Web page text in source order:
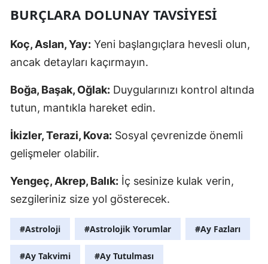
BURÇLARA DOLUNAY TAVSIYESI
Koç, Aslan, Yay: Yeni başlangıçlara hevesli olun,
ancak detayları kaçırmayın.
Boğa, Başak, Oğlak: Duygularınızı kontrol altında
tutun, mantıkla hareket edin.
İkizler, Terazi, Kova: Sosyal çevrenizde önemli
gelişmeler olabilir.
Yengeç, Akrep, Balık: İç sesinize kulak verin,
sezgileriniz size yol gösterecek.
#Astroloji #Astrolojik Yorumlar #Ay Fazları
#Ay Takvimi #Ay Tutulması